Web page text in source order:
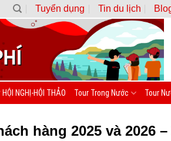
Tuyển dụng Tin du lịch
NGHỊ-HỘI THẢO Tour Trong Nước Tour
hàng 2025 và 2026